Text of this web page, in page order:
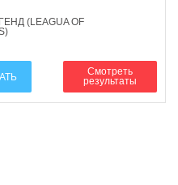
(LEAGUA OF
Смотреть
результаты